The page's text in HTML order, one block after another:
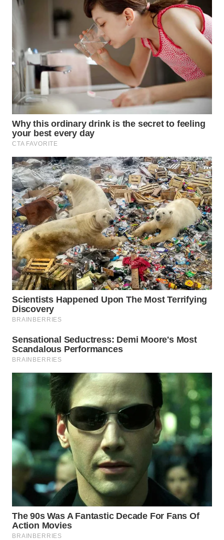
WN
BINTAN
WN
MANDALIKA
WN
LIKUPANG
WN
LABUANBAJO
WN
BORNEO
Wahana
Media
Group
WAHANA
NEWS
WAHANA
WAHANA
ADVOKAT
WAHANA
INFRASTRUKTUR
WAHANA
KONSUMEN
WAHANA
LISTRIK
WAHANA
TRAVEL